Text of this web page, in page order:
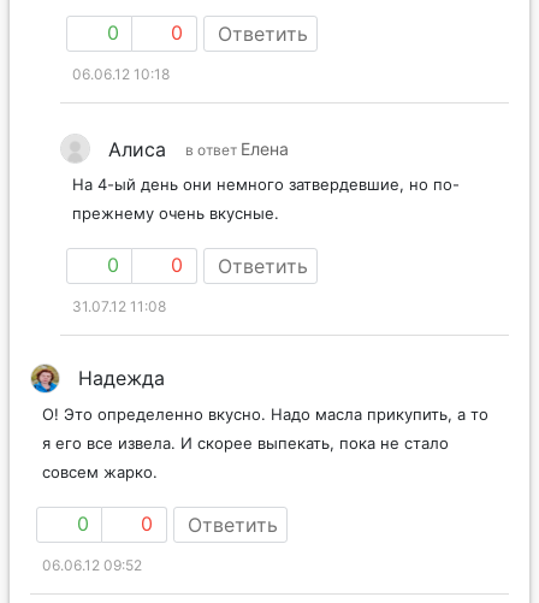
0 0 Ответить
06.06.12 10:18
Алиса в ответ Елена
На 4-ый день они немного затвердевшие, но по-
прежнему очень вкусные.
0 0 Ответить
31.07.12 11:08
Надежда
О! Это определенно вкусно. Надо масла прикупить, а то
я его все извела. И скорее выпекать, пока не стало
совсем жарко.
0 0 Ответить
06.06.12 09:52